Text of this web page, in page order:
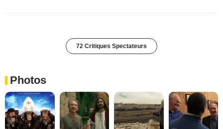
72 Critiques Spectateurs
Photos